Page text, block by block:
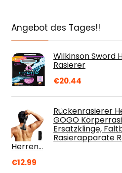
Angebot des Tages!!
Wilkinson Sword
Rasierer
€20.44
Rückenrasierer
GOGO
Ersatzklinge,
Rasierapparate
Herren…
€12.99